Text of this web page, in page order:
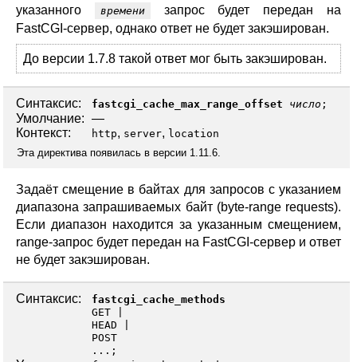
указанного
времени
запрос будет передан на
FastCGI-сервер, однако ответ не будет закэширован.
До версии 1.7.8 такой ответ мог быть закэширован.
Синтаксис: fastcgi_cache_max_range_offset число ;
Умолчание: —
Контекст:
http, server, location
Эта директива появилась в версии 1.11.6.
Задаёт смещение в байтах для запросов с указанием
диапазона запрашиваемых байт (byte-range requests).
Если диапазон находится за указанным смещением,
range-запрос будет передан на FastCGI-сервер и ответ
не будет закэширован.
Синтаксис:
fastcgi_cache_methods
GET
HEAD
POST
...;